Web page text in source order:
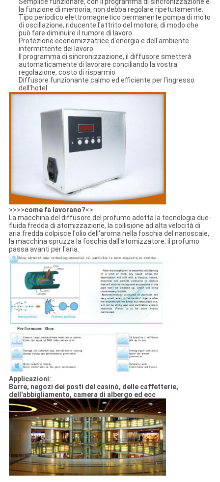
Semplice funzionare, con il programma di sincronizzazione e
la funzione di memoria, non debba regolare ripetutamente.
Tipo periodico elettromagnetico permanente pompa di moto
di oscillazione, riducente l'attrito del motore, di modo che
può fare diminuire il rumore di lavoro.
Protezione economizzatrice d'energia e dell'ambiente
intermittente del lavoro.
Il programma di sincronizzazione, il diffusore smetterà
automaticamente di lavorare conciliando la vostra
regolazione, costo di risparmio
Diffusore funzionante calmo ed efficiente per l'ingresso
dell'hotel
>>>>come fa lavorano?<>
La macchina del diffusore del profumo adotta la tecnologia due-
fluida fredda di atomizzazione, la collisione ad alta velocità di
aria fredda colpisce l'olio dell'aroma nella foschia del nanoscale,
la macchina spruzza la foschia dall'atomizzatore, il profumo
passa avanti per l'aria.
Applicazioni:
Barre, negozi dei posti del casinò, delle caffetterie,
dell'abbigliamento, camera di albergo ed ecc